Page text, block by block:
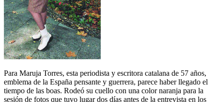
Para Maruja Torres, esta periodista y escritora catalana de 57 años,
emblema de la España pensante y guerrera, parece haber llegado el
tiempo de las boas. Rodeó su cuello con una color naranja para la
sesión de fotos que tuvo lugar dos días antes de la entrevista en los